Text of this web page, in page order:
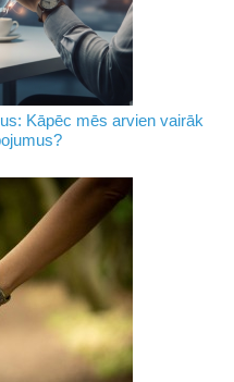
Kāpēc mēs arvien vairāk